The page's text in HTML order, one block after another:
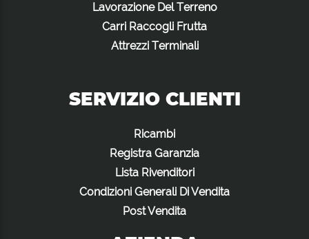
Lavorazione Del Terreno
Carri Raccogli Frutta
Attrezzi Terminali
SERVIZIO CLIENTI
Ricambi
Registra Garanzia
Lista Rivenditori
Condizioni Generali Di Vendita
Post Vendita